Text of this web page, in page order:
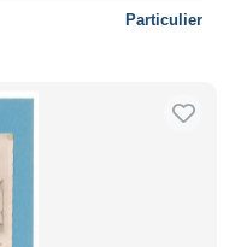
Particulier